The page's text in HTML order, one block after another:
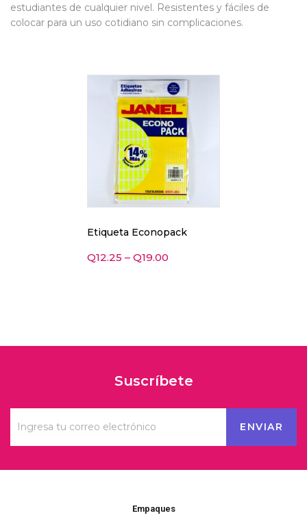
estudiantes de cualquier nivel. Resistentes y fáciles de
colocar para un uso cotidiano sin complicaciones.
Etiqueta Econopack
Q12.25 – Q19.00
Suscríbete
Empaques